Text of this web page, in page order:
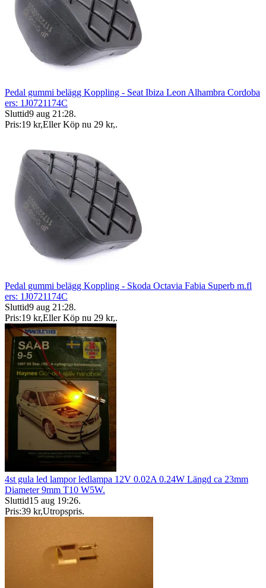
Pedal gummi belägg Koppling - Seat Ibiza Leon Alhambra Cordoba
ers: 1J0721174C
Sluttid9 aug 21:28.
Pris:19 kr,Eller Köp nu 29 kr,.
Pedal gummi belägg Koppling - Skoda Octavia Fabia Superb m.fl
ers: 1J0721174C
Sluttid9 aug 21:28.
Pris:19 kr,Eller Köp nu 29 kr,.
4st gula led lampor ledlampa 12V 0.02A 0.24W Längd ca 23mm
Diameter 9mm T10 W5W.
Sluttid15 aug 19:26.
Pris:39 kr,Utropspris.